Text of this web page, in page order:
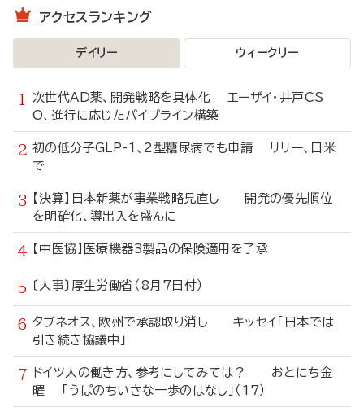
アクセスランキング
デイリー ウィークリー
次世代AD薬、開発戦略を具体化 エーザイ・井戸CS
O、進行に応じたパイプライン構築
初の低分子GLP-1、2型糖尿病でも申請 リリー、日米
で
【決算】日本新薬が事業戦略見直し 開発の優先順位
を明確化、導出入を盛んに
【中医協】医療機器3製品の保険適用を了承
〔人事〕厚生労働省（8月7日付）
タブネオス、欧州で承認取り消し キッセイ「日本では
引き続き協議中」
ドイツ人の働き方、参考にしてみては？ おとにち金
曜 「うぱのちいさな一歩のはなし」（17）